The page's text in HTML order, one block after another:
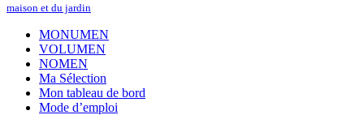
maison et du jardin
MONUMEN
VOLUMEN
NOMEN
Ma Sélection
Mon tableau de bord
Mode d’emploi